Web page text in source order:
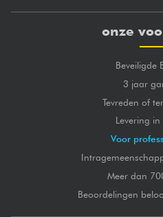
onze
Beveiligde
3 jaar
Tevreden of
Levering in
Voor
Meer dan
Beoordelingen